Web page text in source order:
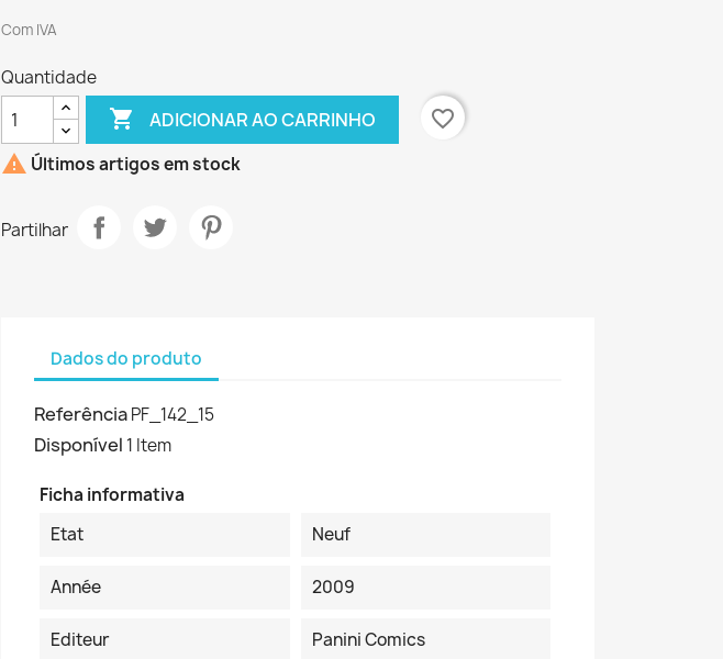
Com IVA
Quantidade
 ADICIONAR AO CARRINHO
favorite_border
 Últimos artigos em stock
Partilhar
Dados do produto
ReferênciaPF_142_15
Disponível 1 Item
Ficha informativa
Etat
Neuf
Année 2009
Editeur Panini Comics